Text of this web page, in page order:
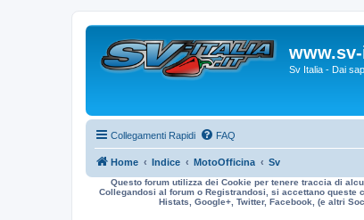
Sv Italia - Dai
Collegamenti Rapidi FAQ
Home Indice MotoOfficina Sv
Questo forum utilizza dei Cookie per tenere traccia di
Collegandosi al forum o Registrandosi, si accettano queste
Histats, Google+, Twitter, Facebook, (e altri